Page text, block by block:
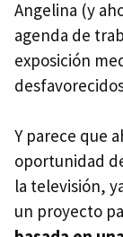
Angelina (y
agenda de
exposición
Y parece que
oportunidad
la televisión,
un proyecto